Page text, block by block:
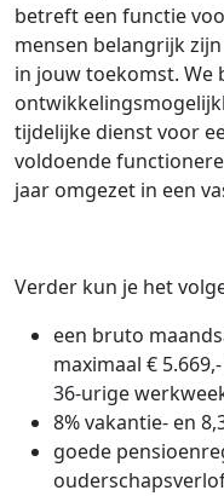
betreft een functie
mensen belangrijk
in jouw toekomst. We
tijdelijke dienst voor
voldoende
jaar omgezet in een
Verder kun je het
een bruto
maximaal €
36-urige
8% vakantie- en
goede